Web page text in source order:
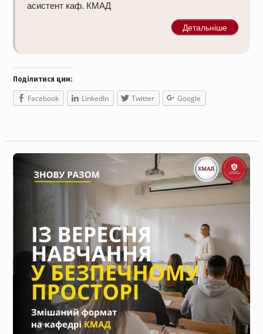
асистент каф. КМАД
Детальніше
Поділитися цим:
Facebook LinkedIn Twitter Google